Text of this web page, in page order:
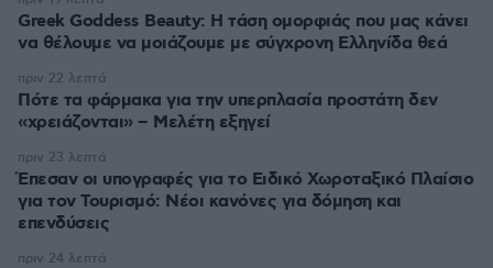
Greek Goddess Beauty: Η τάση ομορφιάς που μας κάνει
να θέλουμε να μοιάζουμε με σύγχρονη Ελληνίδα θεά
Πότε τα φάρμακα για την υπερπλασία προστάτη δεν
«χρειάζονται» – Μελέτη εξηγεί
πριν 22 λεπτά
Έπεσαν οι υπογραφές για το Ειδικό Χωροταξικό Πλαίσιο
για τον Τουρισμό: Νέοι κανόνες για δόμηση και
επενδύσεις
πριν 23 λεπτά
πριν 24 λεπτά